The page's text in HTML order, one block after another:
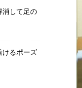
消して足の
けるポーズ